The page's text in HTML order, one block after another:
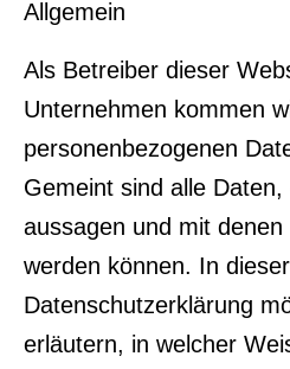
Allgemein
Als Betreiber dieser
Unternehmen kommen
personenbezogenen
Gemeint sind alle
aussagen und mit
werden können. In dieser
Datenschutzerklärung
erläutern, in welcher